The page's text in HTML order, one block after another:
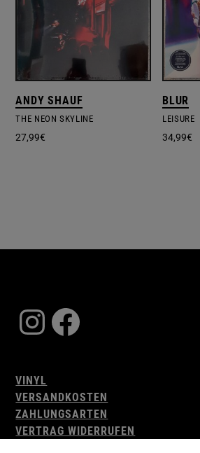
ANDY SHAUF
THE NEON SKYLINE
27,99€
BLUR
LEISURE
34,99€
Instagram
Facebook
VINYL
VERSANDKOSTEN
ZAHLUNGSARTEN
VERTRAG WIDERRUFEN